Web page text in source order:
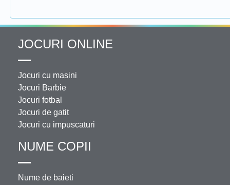
JOCURI ONLINE
Jocuri cu masini
Jocuri Barbie
Jocuri fotbal
Jocuri de gatit
Jocuri cu impuscaturi
NUME COPII
Nume de baieti